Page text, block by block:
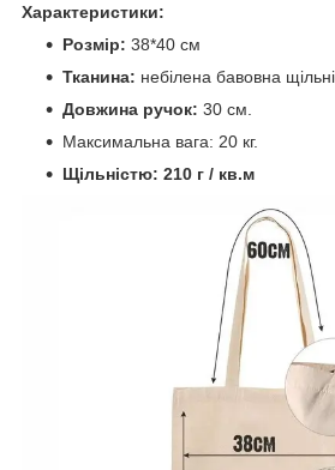
Характеристики:
Розмір: 38*40 см
Тканина: небілена бавовна
Довжина ручок: 30 см.
Максимальна вага: 20 кг.
Щільністю: 210 г / кв.м